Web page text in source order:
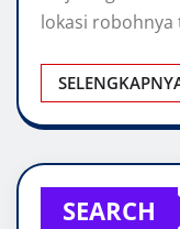
lokasi robohnya
SEARCH